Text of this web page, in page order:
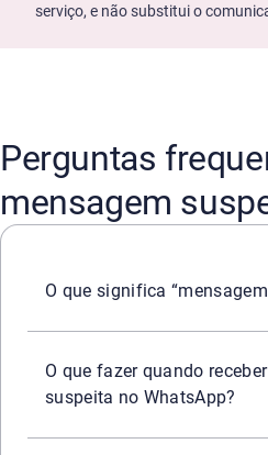
serviço, e não substitui o
Perguntas
mensagem
O que significa
O que fazer quando
suspeita no WhatsApp?